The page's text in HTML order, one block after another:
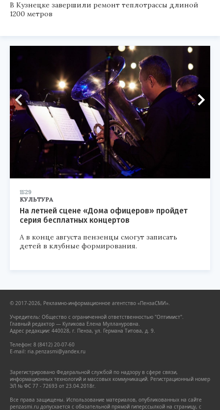
В Кузнецке завершили ремонт теплотрассы длиной
1200 метров
11:29
КУЛЬТУРА
На летней сцене «Дома офицеров» пройдет
серия бесплатных концертов
А в конце августа пензенцы смогут записать
детей в клубные формирования.
© 2017-2026, Рекламно-информационное агентство «ПензаСМИ».
Учредитель: Общество с ограниченной ответственностью "Оптимист".
Главный редактор — Куликова Елена Муллануровна.
Адрес редакции: 440028, г. Пенза, ул. Германа Титова, д. 9.
Телефон: 8 (8412) 20-07-60
E-mail: ria.penzasmi@yandex.ru
Зарегистрировано Федеральной службой по надзору в сфере связи,
информационных технологий и массовых коммуникаций. Регистрационный номер
ЭЛ № ФС 77 - 72693 от 23.04.2018г.
Все права защищены. Использование материалов, опубликованных на сайте
penzasmi.ru допускается с обязательной прямой гиперссылкой на страницу, с